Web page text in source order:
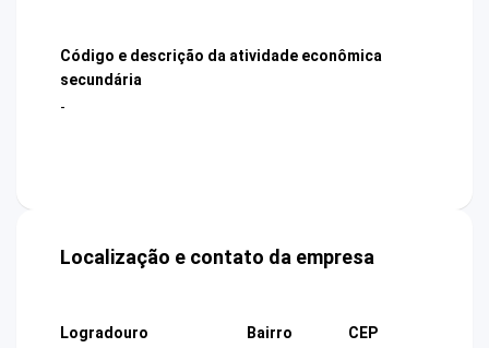
Código e descrição da atividade econômica
secundária
-
Localização e contato da empresa
Logradouro
Bairro
CEP